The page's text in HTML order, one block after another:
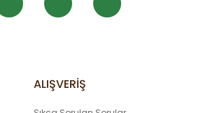
ALIŞVERİŞ